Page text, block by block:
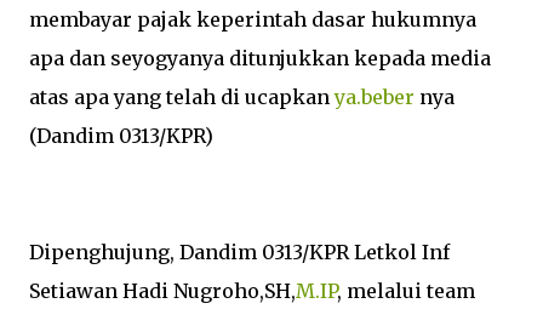
membayar pajak keperintah dasar hukumnya
apa dan seyogyanya ditunjukkan kepada media
atas apa yang telah di ucapkanya.beber nya
(Dandim 0313/KPR)
Dipenghujung, Dandim 0313/KPR Letkol Inf
Setiawan Hadi Nugroho,SH,M.IP, melalui team